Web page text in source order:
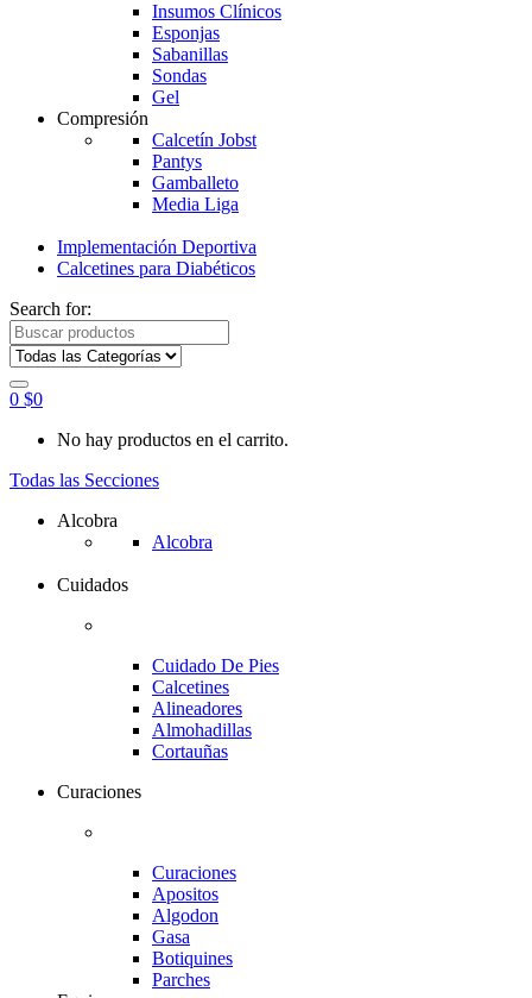
Insumos Clínicos
Esponjas
Sabanillas
Sondas
Gel
Compresión
Calcetín Jobst
Pantys
Gamballeto
Media Liga
Implementación Deportiva
Calcetines para Diabéticos
Search for:
0 $0
No hay productos en el carrito.
Todas las Secciones
Alcobra
Alcobra
Cuidados
Cuidado De Pies
Calcetines
Alineadores
Almohadillas
Cortauñas
Curaciones
Curaciones
Apositos
Algodon
Gasa
Botiquines
Parches